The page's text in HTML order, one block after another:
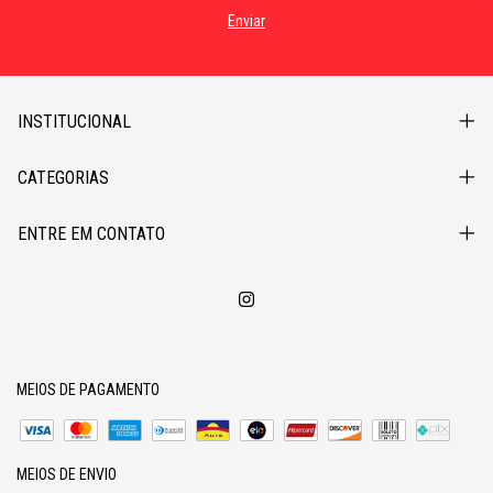
INSTITUCIONAL
CATEGORIAS
ENTRE EM CONTATO
MEIOS DE PAGAMENTO
MEIOS DE ENVIO